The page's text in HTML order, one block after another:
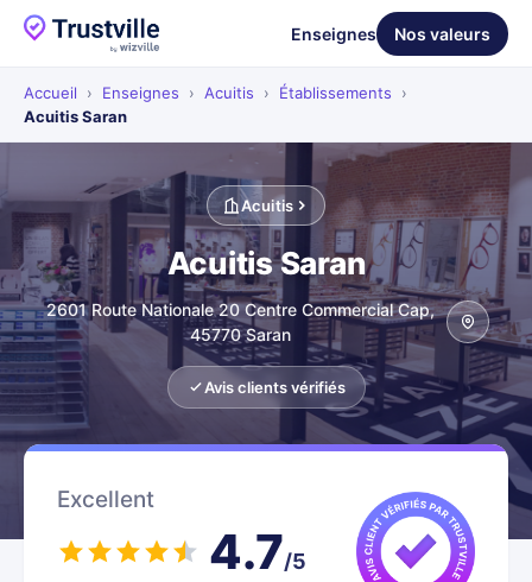
Enseignes Nos valeurs
Accueil › Enseignes › Acuitis › Établissements
›
Acuitis Saran
Acuitis
Acuitis Saran
2601 Route Nationale 20 Centre Commercial Cap,
45770 Saran
Avis clients vérifiés
Excellent
4.7/5